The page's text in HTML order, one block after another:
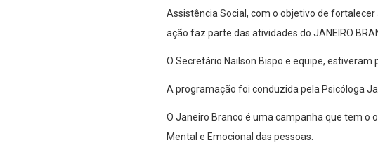
Assistência Social, com o objetivo de
ação faz parte das atividades do JANEIRO
O Secretário Nailson Bispo e equipe,
A programação foi conduzida pela Psicóloga
O Janeiro Branco é uma campanha que tem o
Mental e Emocional das pessoas.